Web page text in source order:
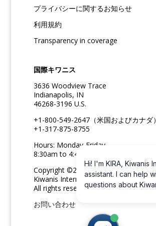
プライバシーに関するお知らせ
利用規約
Transparency in coverage
国際キワニス
3636 Woodview Trace
Indianapolis, IN
46268-3196 U.S.
+1-800-549-2647（米国およびカナダ）
+1-317-875-8755
Hours: Monday-Friday
8:30am to 4:45pm ET
Copyright ©2026
Kiwanis International
All rights reserved
お問い合わせ